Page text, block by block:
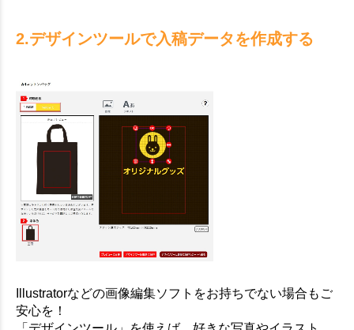
2.デザインツールで入稿データを作成する
Illustratorなどの画像編集ソフトをお持ちでない場合もご
安心を！